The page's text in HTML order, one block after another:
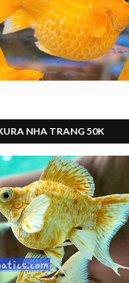
NHA TRANG 50K